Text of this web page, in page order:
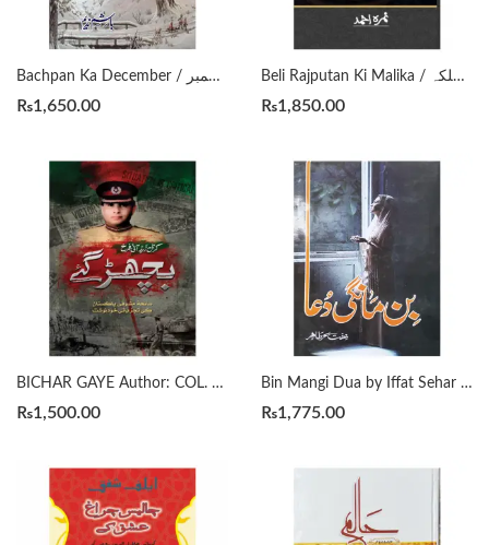
Bachpan Ka December / بچپن کا دسمبر by Hashim Nadeem
₨1,650.00
Beli Rajputan Ki Malika / بیلی راجپوتاں کی ملکہ by Nemrah Ahmed
₨1,850.00
BICHAR GAYE Author: COL. Z. I. FARRUKH بچھڑ گئے
₨1,500.00
Bin Mangi Dua by Iffat Sehar Tahir بن مانگی دعا
₨1,775.00